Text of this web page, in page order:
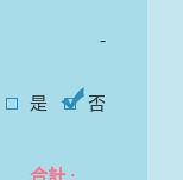
-
是 否